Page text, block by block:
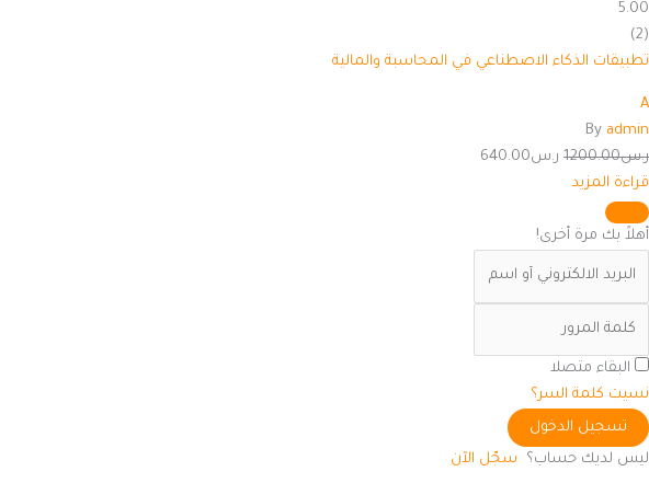
5.00
(2)
تطبيقات الذكاء الاصطناعي في المحاسبة والمالية
A
By admin
ر.س1200.00 ر.س640.00
قراءة المزيد
أهلاً بك مرة أخرى!
البقاء متصلا
نسيت كلمة السر؟
تسجيل الدخول
ليس لديك حساب؟ سجّل الآن